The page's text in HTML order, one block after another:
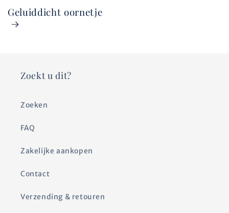
Geluiddicht oornetje
Zoekt u dit?
Zoeken
FAQ
Zakelijke aankopen
Contact
Verzending & retouren